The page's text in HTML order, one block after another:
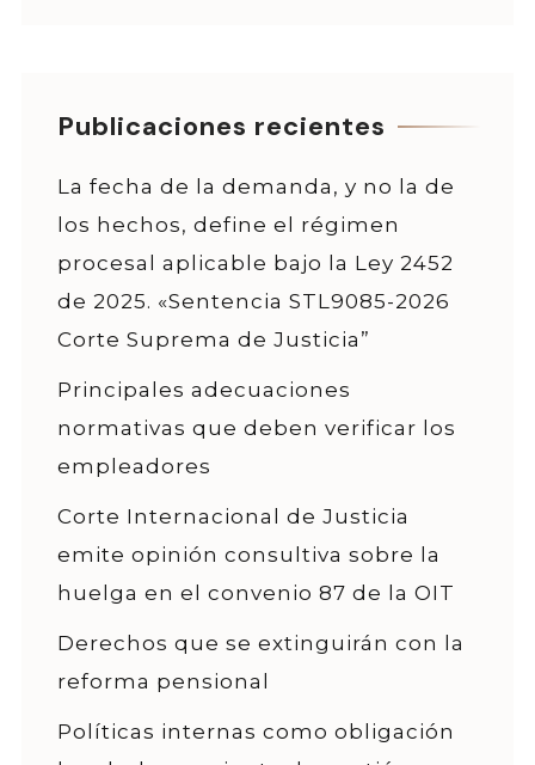
Publicaciones recientes
La fecha de la demanda, y no la de
los hechos, define el régimen
procesal aplicable bajo la Ley 2452
de 2025. «Sentencia STL9085-2026
Corte Suprema de Justicia”
Principales adecuaciones
normativas que deben verificar los
empleadores
Corte Internacional de Justicia
emite opinión consultiva sobre la
huelga en el convenio 87 de la OIT
Derechos que se extinguirán con la
reforma pensional
Políticas internas como obligación